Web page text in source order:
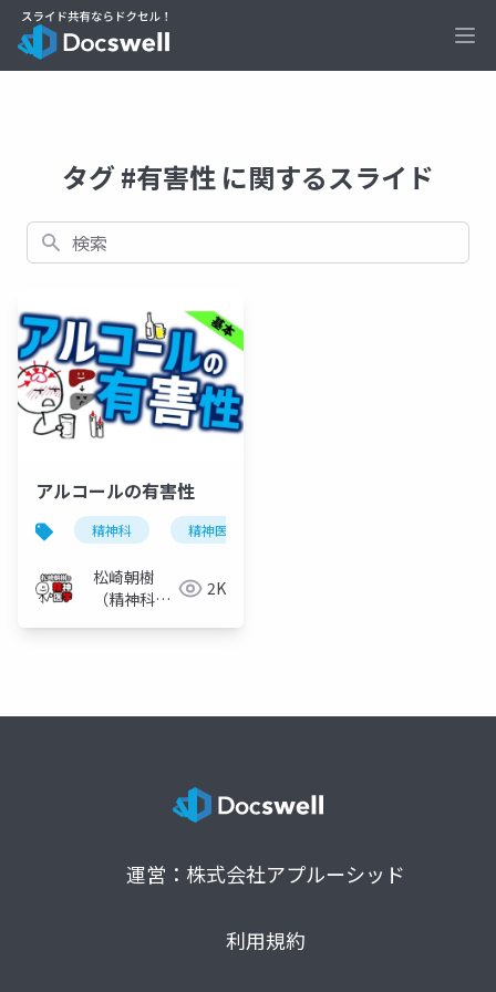
タグ #有害性 に関するスライド
検索
アルコールの有害性
精神科 精神医学
松崎朝樹
（精神科
2K
運営：株式会社アプルーシッド
利用規約